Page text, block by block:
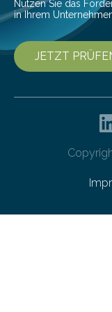
Nutzen Sie das
in Ihrem
JETZT